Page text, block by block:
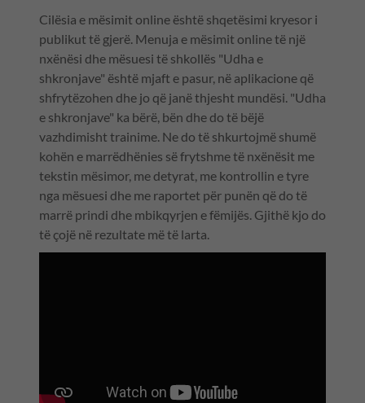
Cilësia e mësimit online është shqetësimi kryesor i
publikut të gjerë. Menuja e mësimit online të një
nxënësi dhe mësuesi të shkollës "Udha e
shkronjave" është mjaft e pasur, në aplikacione që
shfrytëzohen dhe jo që janë thjesht mundësi. "Udha
e shkronjave" ka bërë, bën dhe do të bëjë
vazhdimisht trainime. Ne do të shkurtojmë shumë
kohën e marrëdhënies së frytshme të nxënësit me
tekstin mësimor, me detyrat, me kontrollin e tyre
nga mësuesi dhe me raportet për punën që do të
marrë prindi dhe mbikqyrjen e fëmijës. Gjithë kjo do
të çojë në rezultate më të larta.